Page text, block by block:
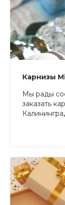
Карнизы
Мы рады
заказать